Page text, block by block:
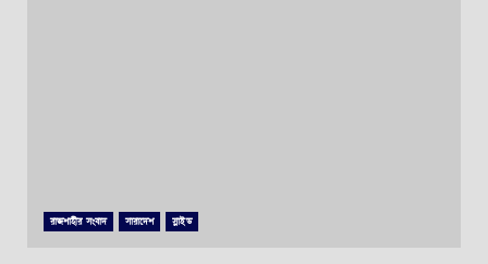
রাজশাহীর সংবাদ সারাদেশ স্লাইড